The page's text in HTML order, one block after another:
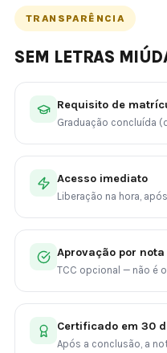
TRANSPARÊNCIA
SEM LETRAS
Requisito de
Graduação concluída
Acesso imediato
Liberação na hora,
Aprovação por nota
TCC opcional — não é
Certificado em 30
Após a conclusão, a